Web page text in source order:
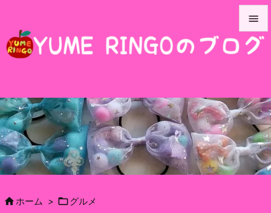



前へ

次へ

ホーム > グルメ